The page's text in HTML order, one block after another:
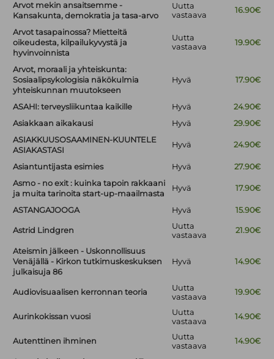
Arvot mekin ansaitsemme -
Kansakunta, demokratia ja tasa-arvo
Uutta
vastaava
16.90€
Arvot tasapainossa? Mietteitä
oikeudesta, kilpailukyvystä ja
hyvinvoinnista
Uutta
vastaava
19.90€
Arvot, moraali ja yhteiskunta:
Sosiaalipsykologisia näkökulmia
yhteiskunnan muutokseen
Hyvä 17.90€
ASAHI: terveysliikuntaa kaikille Hyvä
24.90€
Asiakkaan aikakausi
Hyvä
29.90€
ASIAKKUUSOSAAMINEN-KUUNTELE
ASIAKASTASI
Hyvä 24.90€
Asiantuntijasta esimies Hyvä
27.90€
Asmo - no exit : kuinka tapoin rakkaani
ja muita tarinoita start-up-maailmasta
Hyvä 17.90€
ASTANGAJOOGA Hyvä 15.90€
Astrid Lindgren
Uutta
vastaava
21.90€
Ateismin jälkeen - Uskonnollisuus
Venäjällä - Kirkon tutkimuskeskuksen
julkaisuja 86
Hyvä 14.90€
Audiovisuaalisen kerronnan teoria
Uutta
vastaava
19.90€
Aurinkokissan vuosi
Uutta
vastaava
14.90€
Autenttinen ihminen
Uutta
vastaava
14.90€